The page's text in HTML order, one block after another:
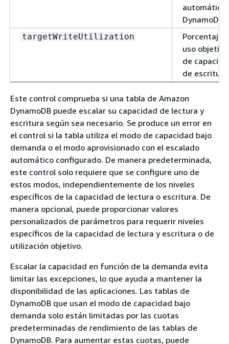
automático
DynamoDB
targetWriteUtilization
Porcentaje
uso objetivo
de
de escritura
Este control comprueba si una tabla de Amazon
DynamoDB puede escalar su capacidad de lectura y
escritura según sea necesario. Se produce un error en
el control si la tabla utiliza el modo de capacidad bajo
demanda o el modo aprovisionado con el escalado
automático configurado. De manera predeterminada,
este control solo requiere que se configure uno de
estos modos, independientemente de los niveles
específicos de la capacidad de lectura o escritura. De
manera opcional, puede proporcionar valores
personalizados de parámetros para requerir niveles
específicos de la capacidad de lectura y escritura o de
utilización objetivo.
Escalar la capacidad en función de la demanda evita
limitar las excepciones, lo que ayuda a mantener la
disponibilidad de las aplicaciones. Las tablas de
DynamoDB que usan el modo de capacidad bajo
demanda solo están limitadas por las cuotas
predeterminadas de rendimiento de las tablas de
DynamoDB. Para aumentar estas cuotas, puede